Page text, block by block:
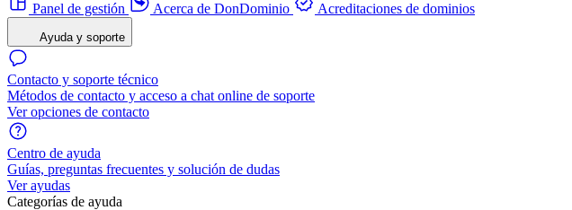
Panel de gestión
Acerca de DonDominio Acreditaciones de dominios
Ayuda y soporte
Contacto y soporte técnico
Métodos de contacto y acceso a chat online de soporte
Ver opciones de contacto
Centro de ayuda
Guías, preguntas frecuentes y solución de dudas
Ver ayudas
Categorías de ayuda